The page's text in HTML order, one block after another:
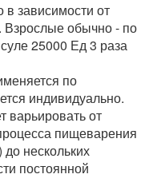
в зависимости от
обычно - по
25000 Ед 3 раза
по
индивидуально.
варьировать от
пищеварения
нескольких
постоянной